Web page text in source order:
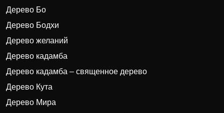
Дерево Бо
Дерево Бодхи
Дерево желаний
Дерево кадамба
Дерево кадамба – священное дерево
Дерево Кута
Дерево Мира